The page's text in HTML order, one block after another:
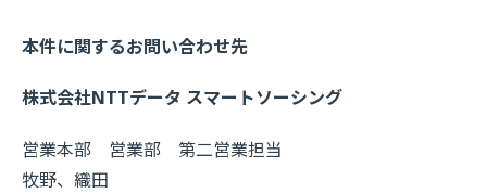
本件に関するお問い合わせ先
株式会社NTTデータ スマートソーシング
営業本部 営業部 第二営業担当
牧野、織田